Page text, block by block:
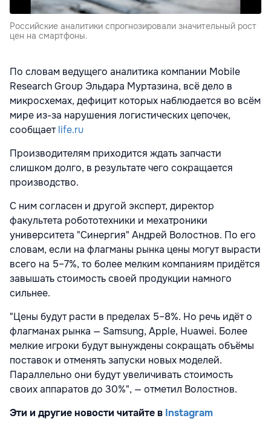
Российские аналитики спрогнозировали значительный рост
цен на смартфоны.
По словам ведущего аналитика компании Mobile
Research Group Эльдара Муртазина, всё дело в
микросхемах, дефицит которых наблюдается во всём
мире из-за нарушения логистических цепочек,
сообщаетlife.ru
Производителям приходится ждать запчасти
слишком долго, в результате чего сокращается
производство.
С ним согласен и другой эксперт, директор
факультета робототехники и мехатроники
университета "Синергия" Андрей Волостнов. По его
словам, если на флагманы рынка цены могут вырасти
всего на 5–7%, то более мелким компаниям придётся
завышать стоимость своей продукции намного
сильнее.
"Цены будут расти в пределах 5–8%. Но речь идёт о
флагманах рынка — Samsung, Apple, Huawei. Более
мелкие игроки будут вынуждены сокращать объёмы
поставок и отменять запуски новых моделей.
Параллельно они будут увеличивать стоимость
своих аппаратов до 30%", — отметил Волостнов.
Эти и другие новости читайте в Instagram